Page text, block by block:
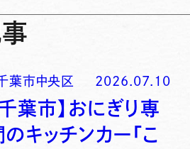
葉市中央区 2026.07.10
千葉市】おにぎり専
のキッチンカー「こ